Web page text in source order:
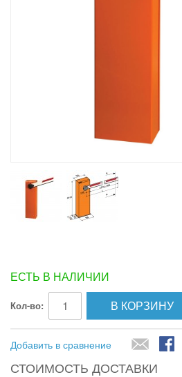
ЕСТЬ В НАЛИЧИИ
Кол-во: В КОРЗИНУ
Добавить в сравнение
СТОИМОСТЬ ДОСТАВКИ